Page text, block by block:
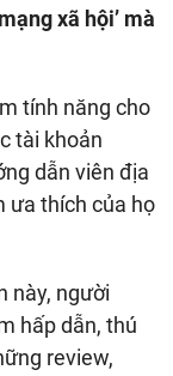
xã hội’ mà
tính năng cho
tài khoản
dẫn viên địa
ưa thích của họ
này, người
hấp dẫn, thú
review,